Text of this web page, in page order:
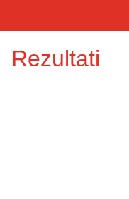
Rezultati